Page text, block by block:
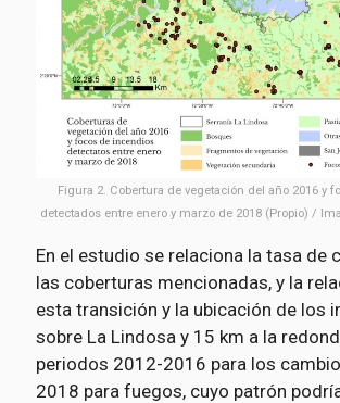
Figura 2. Cobertura de vegetación del año 2016 y
detectados entre enero y marzo de 2018 (Propio) /
En el estudio se relaciona la tasa de
las coberturas mencionadas, y la
esta transición y la ubicación de los
sobre La Lindosa y 15 km a la
periodos 2012-2016 para los
2018 para fuegos, cuyo patrón